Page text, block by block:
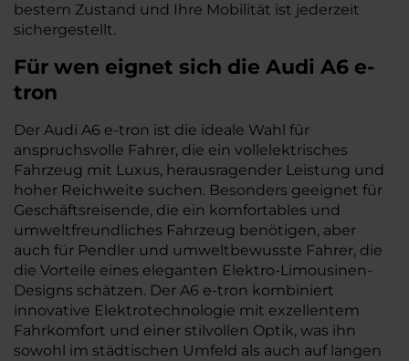
bestem Zustand und Ihre Mobilität ist jederzeit
sichergestellt.
Für wen eignet sich die Audi A6 e-
tron
Der Audi A6 e-tron ist die ideale Wahl für
anspruchsvolle Fahrer, die ein vollelektrisches
Fahrzeug mit Luxus, herausragender Leistung und
hoher Reichweite suchen. Besonders geeignet für
Geschäftsreisende, die ein komfortables und
umweltfreundliches Fahrzeug benötigen, aber
auch für Pendler und umweltbewusste Fahrer, die
die Vorteile eines eleganten Elektro-Limousinen-
Designs schätzen. Der A6 e-tron kombiniert
innovative Elektrotechnologie mit exzellentem
Fahrkomfort und einer stilvollen Optik, was ihn
sowohl im städtischen Umfeld als auch auf langen